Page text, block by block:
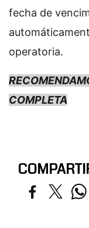
fecha de
operatoria.
COMPLETA